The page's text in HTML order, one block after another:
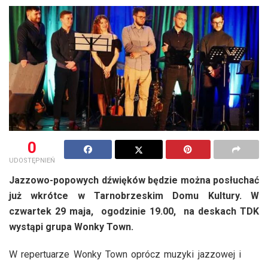
0
UDOSTĘPNIEŃ
Jazzowo-popowych dźwięków będzie można posłuchać
już wkrótce w Tarnobrzeskim Domu Kultury. W
czwartek 29 maja, ogodzinie 19.00, na deskach TDK
wystąpi grupa Wonky Town.
W repertuarze Wonky Town oprócz muzyki jazzowej i